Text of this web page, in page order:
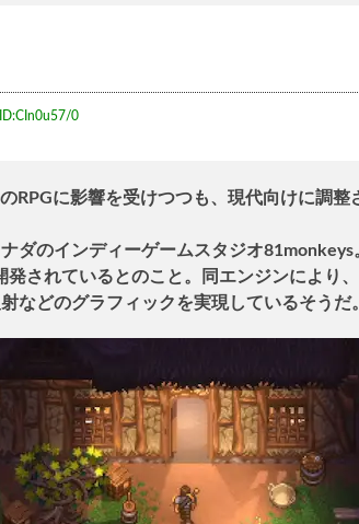
0
RPGに影響を受けつつも、現代向けに調
ダのインディーゲームスタジオ
発されているとのこと。同エンジンにより
などのグラフィックを実現しているそうだ